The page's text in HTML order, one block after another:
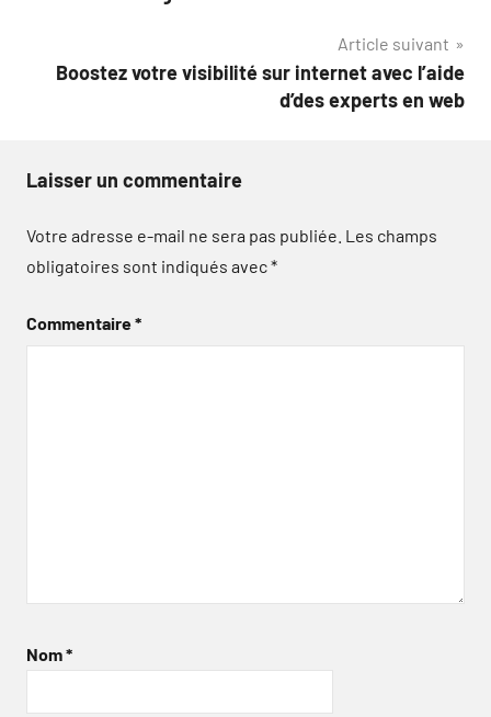
Article suivant
Boostez votre visibilité sur internet avec l’aide
d’des experts en web
Laisser un commentaire
Votre adresse e-mail ne sera pas publiée. Les champs
obligatoires sont indiqués avec*
Commentaire*
Nom*